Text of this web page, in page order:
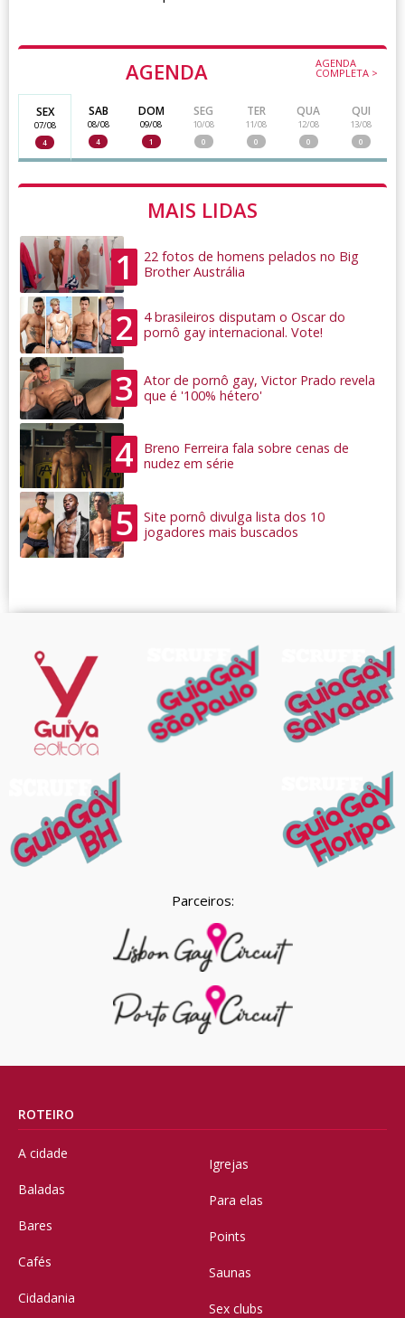
AGENDA AGENDA
COMPLETA >
SEX
07/08
4
SAB
08/08
4
DOM
09/08
1
SEG
10/08
0
TER
11/08
0
QUA
12/08
0
QUI
13/08
0
MAIS LIDAS
1
22 fotos de homens pelados no Big
Brother Austrália
2
4 brasileiros disputam o Oscar do
pornô gay internacional. Vote!
3
Ator de pornô gay, Victor Prado revela
que é '100% hétero'
4
Breno Ferreira fala sobre cenas de
nudez em série
5
Site pornô divulga lista dos 10
jogadores mais buscados
Parceiros:
ROTEIRO
A cidade
Baladas
Bares
Cafés
Cidadania
Igrejas
Para elas
Points
Saunas
Sex clubs